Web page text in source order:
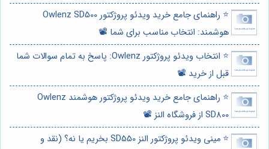
⭐️ راهنمای جامع خرید ویدئو پروژکتور Owlenz SD500
هوشمند: انتخاب مناسب برای شما 📽️
⭐️ انتخاب ویدئو پروژکتور Owlenz: پاسخ به تمام سوالات شما
قبل از خرید 📽️
⭐️ راهنمای جامع خرید ویدئو پروژکتور هوشمند Owlenz
SD800 از فروشگاه النز 📽️
⭐️ مینی ویدئو پروژکتور النز SD550 بخریم یا نه؟ (نقد و